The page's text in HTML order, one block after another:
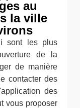
au
la ville
sont les plus
de la
de manière
contacter des
des
vous proposer